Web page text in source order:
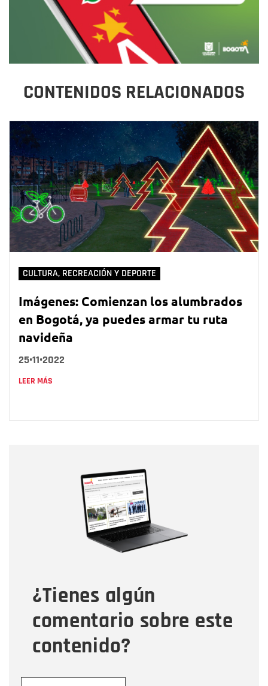
CONTENIDOS RELACIONADOS
CULTURA, RECREACIÓN Y DEPORTE
Imágenes: Comienzan los alumbrados
en Bogotá, ya puedes armar tu ruta
navideña
25•11•2022
LEER MÁS
¿Tienes algún
comentario sobre este
contenido?
Correo electrónico
Tipo de comentario
Mensaje